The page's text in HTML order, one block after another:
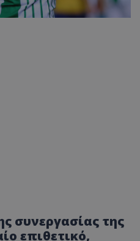
συνεργασίας της
επιθετικό,